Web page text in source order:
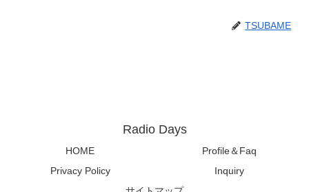
TSUBAME
Radio Days
HOME
Profile＆Faq
Privacy Policy
Inquiry